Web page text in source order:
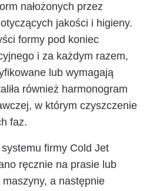
nałożonych przez
jakości i higieny.
formy pod koniec
i za każdym razem,
lub wymagają
również harmonogram
w którym czyszczenie
faz.
firmy Cold Jet
ręcznie na prasie lub
a następnie